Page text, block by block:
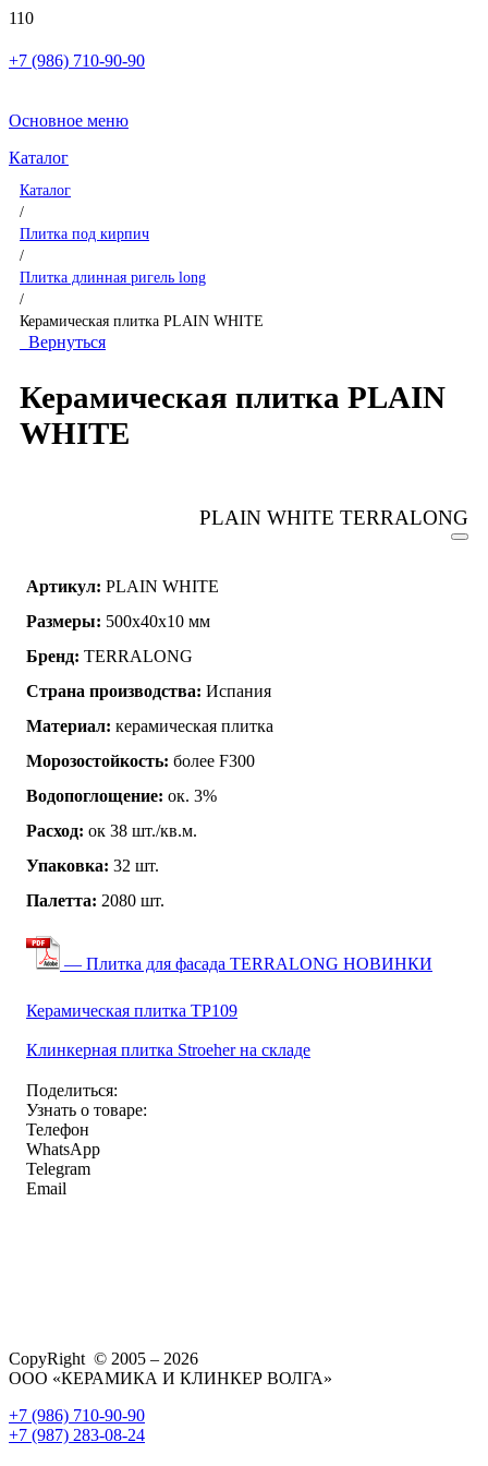
+7 (986) 710-90-90
Основное меню
Каталог
Каталог
/
Плитка под кирпич
/
Плитка длинная ригель long
/
Керамическая плитка PLAIN WHITE
Вернуться
Керамическая плитка PLAIN
WHITE
PLAIN WHITE TERRALONG
Артикул: PLAIN WHITE
Размеры: 500х40х10 мм
Бренд: TERRALONG
Страна производства: Испания
Материал: керамическая плитка
Морозостойкость: более F300
Водопоглощение: ок. 3%
Расход: ок 38 шт./кв.м.
Упаковка: 32 шт.
Палетта: 2080 шт.
— Плитка для фасада TERRALONG НОВИНКИ
Керамическая плитка TP109
Клинкерная плитка Stroeher на складе
Поделиться:
Узнать о товаре:
Телефон
WhatsApp
Telegram
Email
CopyRight © 2005 – 2026
ООО «КЕРАМИКА И КЛИНКЕР ВОЛГА»
+7 (986) 710-90-90
+7 (987) 283-08-24